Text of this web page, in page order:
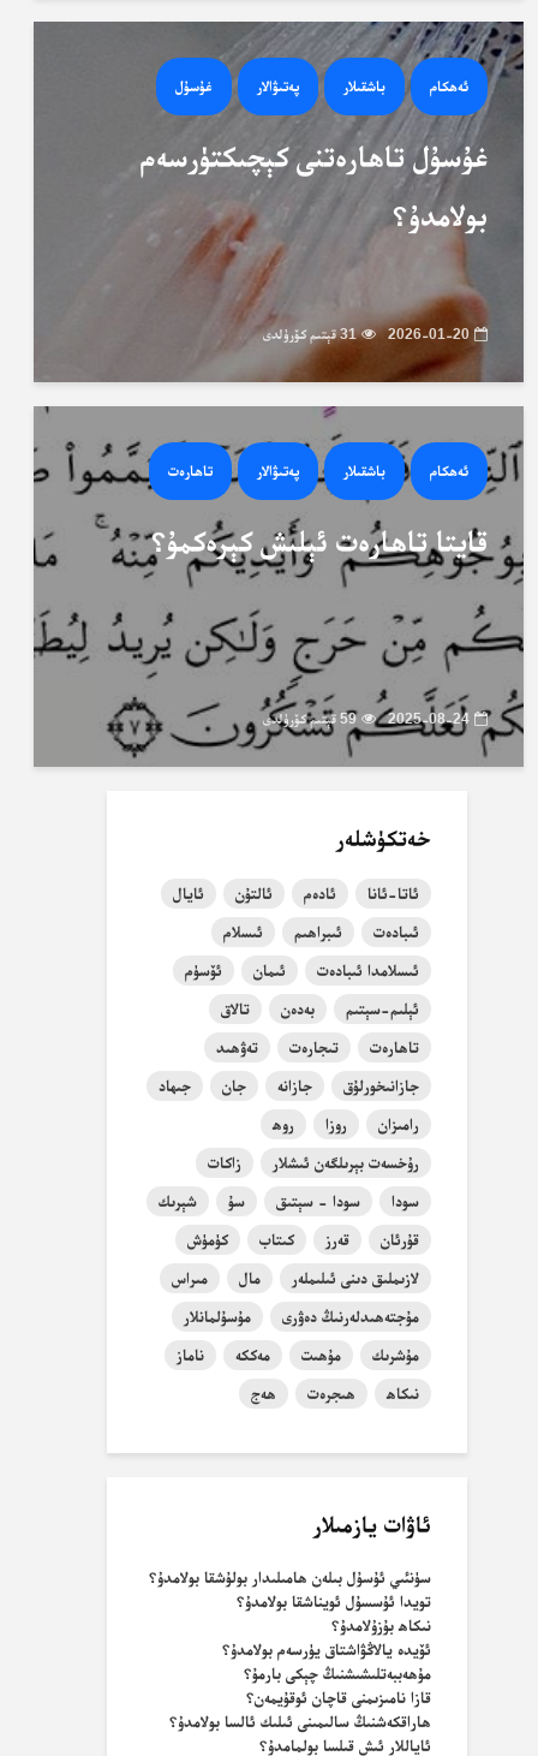
ئەھكام باشقىلار پەتىۋالار غۇسۇل
غۇسۇل تاھارەتنى كېچىكتۈرسەم
بولامدۇ؟
2026-01-20 31 قېتىم كۆرۈلدى
ئەھكام باشقىلار پەتىۋالار تاھارەت
قايتا تاھارەت ئېلىش كېرەكمۇ؟
2025-08-24 59 قېتىم كۆرۈلدى
خەتكۈشلەر
ئاتا-ئانا ئادەم ئالتۇن
ئايال
ئىبادەت
ئىبراھىم
ئىسلام
ئىسلامدا ئىبادەت
ئىمان
ئۆسۈم
ئېلىم-سېتىم
بەدەن
تالاق
تاھارەت
تىجارەت
تەۋھىد
جازانىخورلۇق
جازانە جان
جىھاد
رامىزان
روزا
روھ
رۇخسەت بېرىلگەن ئىشلار
زاكات
سودا
سودا - سېتىق سۇ
شېرىك
قۇرئان
قەرز كىتاب
كۈمۈش
لازىملىق دىنى ئىلىملەر
مال
مىراس
مۇجتەھىدلەرنىڭ دەۋرى
مۇسۇلمانلار
مۇشرىك
مۇھىت مەككە
ناماز
نىكاھ
ھىجرەت ھەج
ئاۋات يازمىلار
سۈنئىي ئۇسۇل بىلەن ھامىلىدار بولۇشقا بولامدۇ؟
تويدا ئۇسسۇل ئويناشقا بولامدۇ؟
نىكاھ بۇزۇلامدۇ؟
ئۆيدە يالاڭۋاشتاق يۈرسەم بولامدۇ؟
مۇھەببەتلىشىشنىڭ چېكى بارمۇ؟
قازا نامىزىمنى قاچان ئوقۇيمەن؟
ھاراقكەشنىڭ سالىمىنى ئىلىك ئالسا بولامدۇ؟
ئاياللار ئىش قىلسا بولمامدۇ؟